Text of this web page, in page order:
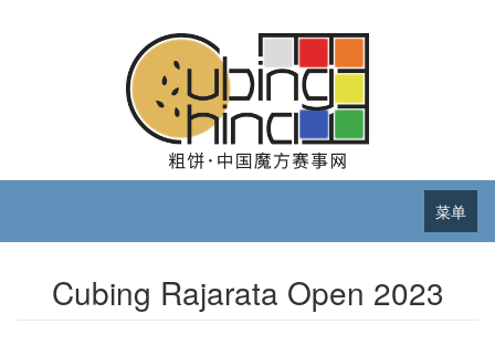
菜单
Cubing Rajarata Open 2023